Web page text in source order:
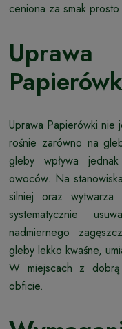
ceniona za smak
Uprawa Papierówki
rośnie zarówno na
gleby wpływa
owoców. Na
silniej oraz
systematycznie
nadmiernego
gleby lekko kwaśne,
W miejscach z
obficie.